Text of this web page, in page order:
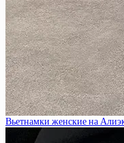
Вьетнамки женские на